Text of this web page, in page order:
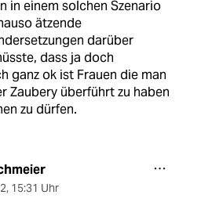
in einem solchen Szenario
ätzende
darüber
dass ja doch
ganz ok ist Frauen die man
Zaubery überführt zu haben
zu dürfen.
, 15:31 Uhr